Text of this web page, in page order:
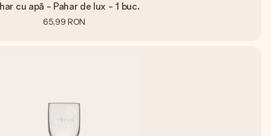
cu apă - Pahar de lux - 1 buc.
65,99 RON